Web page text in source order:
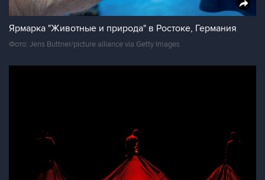
Ярмарка "Животные и природа" в Ростоке, Германия
Фото: Jens Buttner/picture alliance via Getty Images